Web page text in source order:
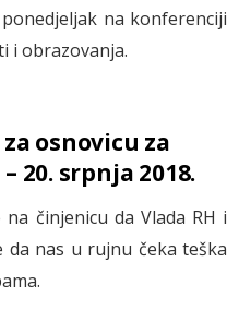
na konferenciji
i obrazovanja.
osnovicu za
20. srpnja 2018.
činjenicu da Vlada RH i
nas u rujnu čeka teška